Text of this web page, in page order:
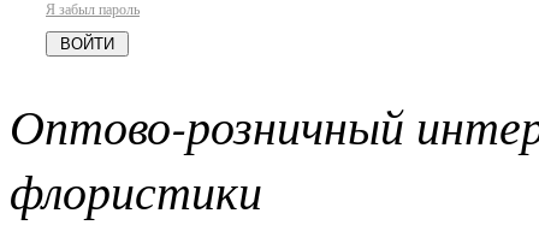
Я забыл пароль
Оптово-розничный
флористики